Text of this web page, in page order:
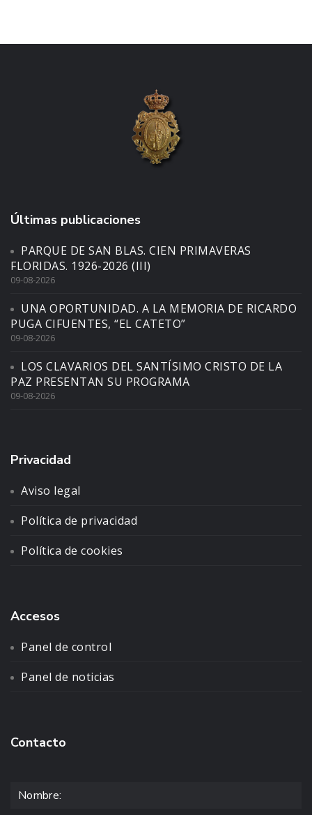
Últimas publicaciones
PARQUE DE SAN BLAS. CIEN PRIMAVERAS
FLORIDAS. 1926-2026 (III)
09-08-2026
UNA OPORTUNIDAD. A LA MEMORIA DE RICARDO
PUGA CIFUENTES, “EL CATETO”
09-08-2026
LOS CLAVARIOS DEL SANTÍSIMO CRISTO DE LA
PAZ PRESENTAN SU PROGRAMA
09-08-2026
Privacidad
Aviso legal
Política de privacidad
Política de cookies
Accesos
Panel de control
Panel de noticias
Contacto